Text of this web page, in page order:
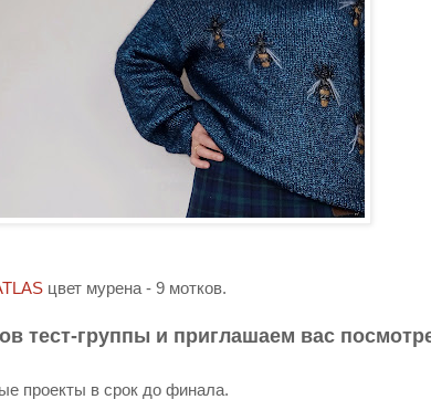
цвет мурена - 9 мотков.
тест-группы и приглашаем вас
проекты в срок до финала.